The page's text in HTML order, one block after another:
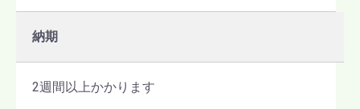
納期
2週間以上かかります